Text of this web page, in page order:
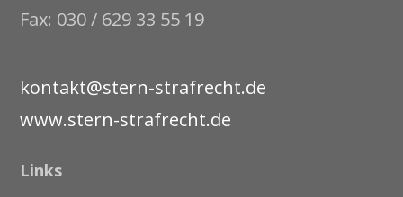
Fax: 030 / 629 33 55 19
kontakt@stern-strafrecht.de
www.stern-strafrecht.de
Links